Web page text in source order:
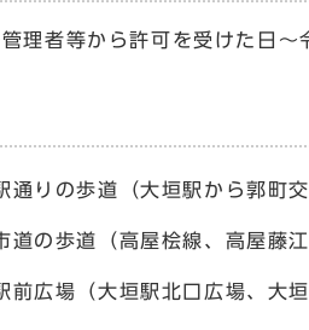
理者等から許可を受けた日～
通りの歩道（大垣駅から郭町交
道の歩道（高屋桧線、高屋藤
前広場（大垣駅北口広場、大